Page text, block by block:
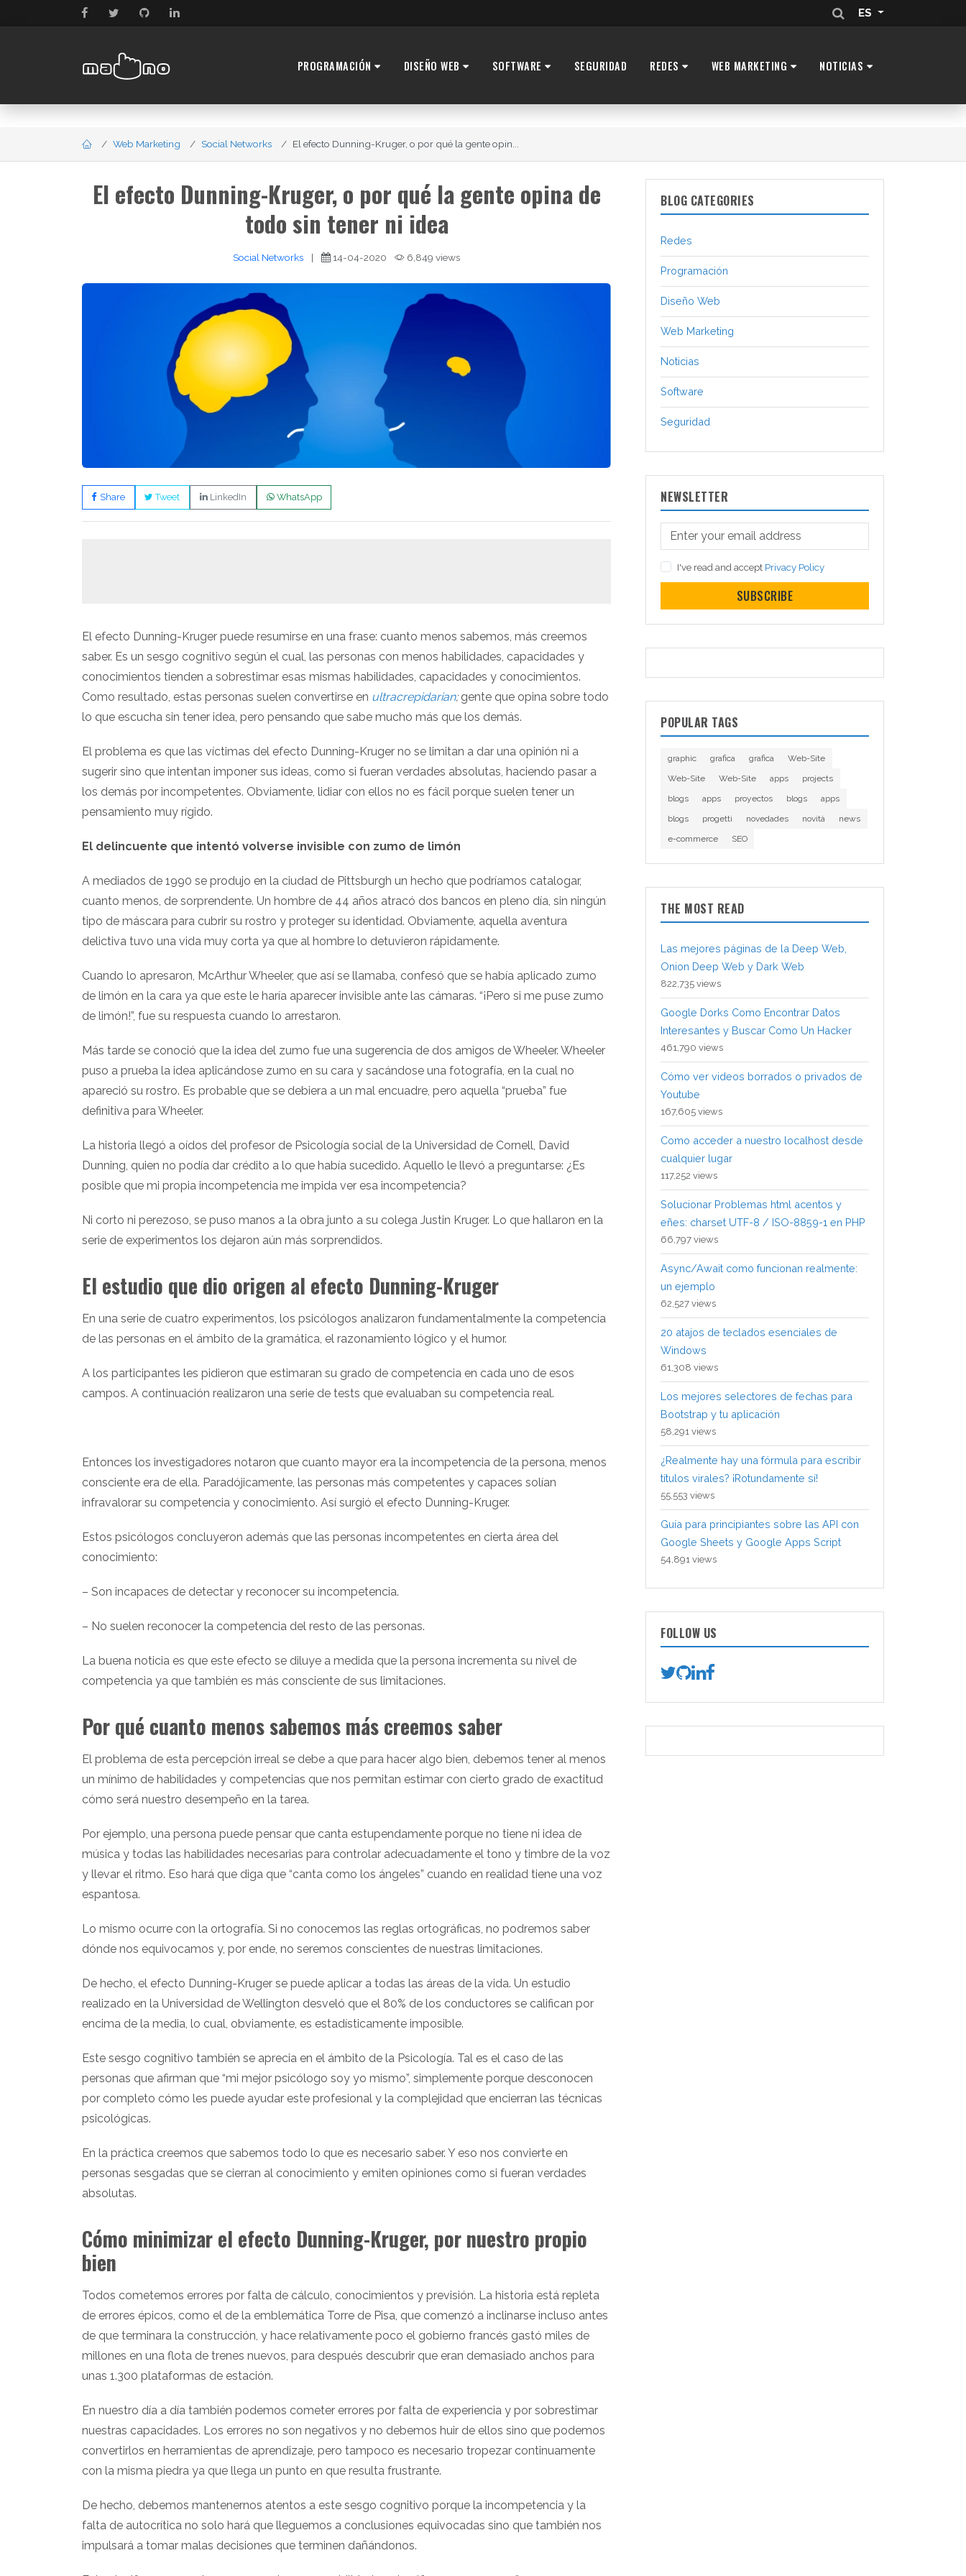
ES
PROGRAMACIÓN DISEÑO WEB SOFTWARE SEGURIDAD REDES WEB MARKETING NOTICIAS
Web Marketing Social Networks El efecto Dunning-Kruger, o por qué la gente opin...
El efecto Dunning-Kruger, o por qué la gente opina de
todo sin tener ni idea
Social Networks | 14-04-2020 6,849 views
Share Tweet LinkedIn WhatsApp
El efecto Dunning-Kruger puede resumirse en una frase: cuanto menos sabemos, más creemos
saber. Es un sesgo cognitivo según el cual, las personas con menos habilidades, capacidades y
conocimientos tienden a sobrestimar esas mismas habilidades, capacidades y conocimientos.
Como resultado, estas personas suelen convertirse en ultracrepidarian;gente que opina sobre todo
lo que escucha sin tener idea, pero pensando que sabe mucho más que los demás.
El problema es que las víctimas del efecto Dunning-Kruger no se limitan a dar una opinión ni a
sugerir sino que intentan imponer sus ideas, como si fueran verdades absolutas, haciendo pasar a
los demás por incompetentes. Obviamente, lidiar con ellos no es fácil porque suelen tener un
pensamiento muy rígido.
El delincuente que intentó volverse invisible con zumo de limón
A mediados de 1990 se produjo en la ciudad de Pittsburgh un hecho que podríamos catalogar,
cuanto menos, de sorprendente. Un hombre de 44 años atracó dos bancos en pleno día, sin ningún
tipo de máscara para cubrir su rostro y proteger su identidad. Obviamente, aquella aventura
delictiva tuvo una vida muy corta ya que al hombre lo detuvieron rápidamente.
Cuando lo apresaron, McArthur Wheeler, que así se llamaba, confesó que se había aplicado zumo
de limón en la cara ya que este le haría aparecer invisible ante las cámaras. “¡Pero si me puse zumo
de limón!”, fue su respuesta cuando lo arrestaron.
Más tarde se conoció que la idea del zumo fue una sugerencia de dos amigos de Wheeler. Wheeler
puso a prueba la idea aplicándose zumo en su cara y sacándose una fotografía, en la cual no
apareció su rostro. Es probable que se debiera a un mal encuadre, pero aquella “prueba” fue
definitiva para Wheeler.
La historia llegó a oídos del profesor de Psicología social de la Universidad de Cornell, David
Dunning, quien no podía dar crédito a lo que había sucedido. Aquello le llevó a preguntarse: ¿Es
posible que mi propia incompetencia me impida ver esa incompetencia?
Ni corto ni perezoso, se puso manos a la obra junto a su colega Justin Kruger. Lo que hallaron en la
serie de experimentos los dejaron aún más sorprendidos.
El estudio que dio origen al efecto Dunning-Kruger
En una serie de cuatro experimentos, los psicólogos analizaron fundamentalmente la competencia
de las personas en el ámbito de la gramática, el razonamiento lógico y el humor.
A los participantes les pidieron que estimaran su grado de competencia en cada uno de esos
campos. A continuación realizaron una serie de tests que evaluaban su competencia real.
Entonces los investigadores notaron que cuanto mayor era la incompetencia de la persona, menos
consciente era de ella. Paradójicamente, las personas más competentes y capaces solían
infravalorar su competencia y conocimiento. Así surgió el efecto Dunning-Kruger.
Estos psicólogos concluyeron además que las personas incompetentes en cierta área del
conocimiento:
– Son incapaces de detectar y reconocer su incompetencia.
– No suelen reconocer la competencia del resto de las personas.
La buena noticia es que este efecto se diluye a medida que la persona incrementa su nivel de
competencia ya que también es más consciente de sus limitaciones.
Por qué cuanto menos sabemos más creemos saber
El problema de esta percepción irreal se debe a que para hacer algo bien, debemos tener al menos
un mínimo de habilidades y competencias que nos permitan estimar con cierto grado de exactitud
cómo será nuestro desempeño en la tarea.
Por ejemplo, una persona puede pensar que canta estupendamente porque no tiene ni idea de
música y todas las habilidades necesarias para controlar adecuadamente el tono y timbre de la voz
y llevar el ritmo. Eso hará que diga que “canta como los ángeles” cuando en realidad tiene una voz
espantosa.
Lo mismo ocurre con la ortografía. Si no conocemos las reglas ortográficas, no podremos saber
dónde nos equivocamos y, por ende, no seremos conscientes de nuestras limitaciones.
De hecho, el efecto Dunning-Kruger se puede aplicar a todas las áreas de la vida. Un estudio
realizado en la Universidad de Wellington desveló que el 80% de los conductores se califican por
encima de la media, lo cual, obviamente, es estadísticamente imposible.
Este sesgo cognitivo también se aprecia en el ámbito de la Psicología. Tal es el caso de las
personas que afirman que “mi mejor psicólogo soy yo mismo”, simplemente porque desconocen
por completo cómo les puede ayudar este profesional y la complejidad que encierran las técnicas
psicológicas.
En la práctica creemos que sabemos todo lo que es necesario saber. Y eso nos convierte en
personas sesgadas que se cierran al conocimiento y emiten opiniones como si fueran verdades
absolutas.
Cómo minimizar el efecto Dunning-Kruger, por nuestro propio
bien
Todos cometemos errores por falta de cálculo, conocimientos y previsión. La historia está repleta
de errores épicos, como el de la emblemática Torre de Pisa, que comenzó a inclinarse incluso antes
de que terminara la construcción, y hace relativamente poco el gobierno francés gastó miles de
millones en una flota de trenes nuevos, para después descubrir que eran demasiado anchos para
unas 1.300 plataformas de estación.
En nuestro día a día también podemos cometer errores por falta de experiencia y por sobrestimar
nuestras capacidades. Los errores no son negativos y no debemos huir de ellos sino que podemos
convertirlos en herramientas de aprendizaje, pero tampoco es necesario tropezar continuamente
con la misma piedra ya que llega un punto en que resulta frustrante.
De hecho, debemos mantenernos atentos a este sesgo cognitivo porque la incompetencia y la
falta de autocrítica no solo hará que lleguemos a conclusiones equivocadas sino que también nos
impulsará a tomar malas decisiones que terminen dañándonos.
BLOG CATEGORIES
Redes
Programación
Diseño Web
Web Marketing
Noticias
Software
Seguridad
NEWSLETTER
I've read and accept Privacy Policy
SUBSCRIBE
POPULAR TAGS
graphic grafica grafica
Web-Site
Web-Site
Web-Site apps
projects
blogs
apps proyectos blogs
apps
blogs
progetti novedades novità
news
e-commerce
SEO
THE MOST READ
Las mejores páginas de la Deep Web,
Onion Deep Web y Dark Web
822,735 views
Google Dorks Como Encontrar Datos
Interesantes y Buscar Como Un Hacker
461,790 views
Cómo ver videos borrados o privados de
Youtube
167,605 views
Como acceder a nuestro localhost desde
cualquier lugar
117,252 views
Solucionar Problemas html acentos y
eñes: charset UTF-8 / ISO-8859-1 en PHP
66,797 views
Async/Await como funcionan realmente:
un ejemplo
62,527 views
20 atajos de teclados esenciales de
Windows
61,308 views
Los mejores selectores de fechas para
Bootstrap y tu aplicación
58,291 views
¿Realmente hay una fórmula para escribir
títulos virales? ¡Rotundamente sí!
55,553 views
Guía para principiantes sobre las API con
Google Sheets y Google Apps Script
54,891 views
FOLLOW US